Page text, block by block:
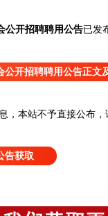
公开招聘聘用公告已发
公开招聘聘用公告正文
本站不予直接公布，
告获取